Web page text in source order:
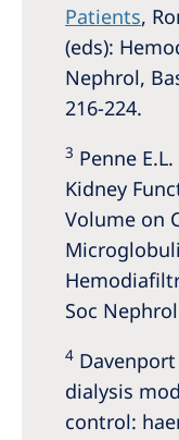
Patients,
(eds):
Nephrol,
216-224.
3 Penne
Kidney
Volume on
Soc
4
dialysis
control: